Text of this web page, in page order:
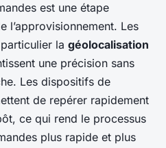
est une étape
l’approvisionnement. Les
la géolocalisation
une précision sans
Les dispositifs de
de repérer rapidement
ce qui rend le processus
plus rapide et plus